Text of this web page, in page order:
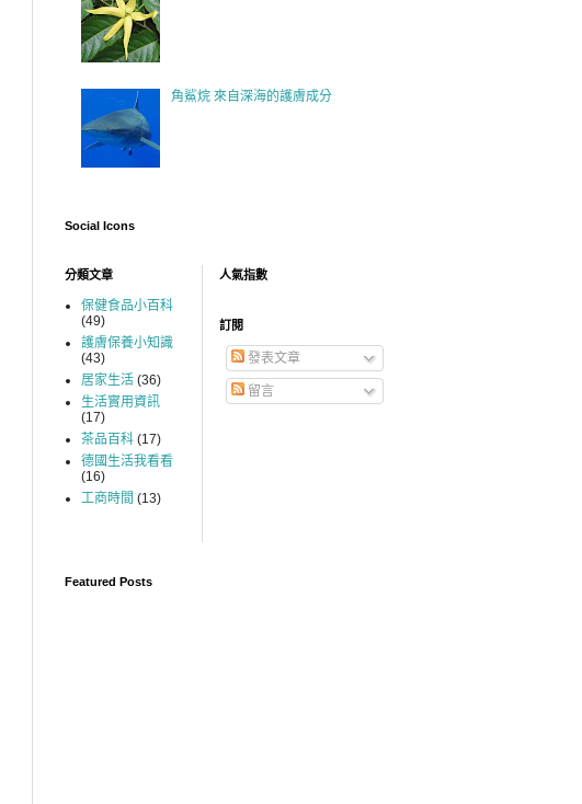
角鯊烷 來自深海的護膚成分
Social Icons
分類文章
保健食品小百科
(49)
護膚保養小知識
(43)
居家生活 (36)
生活實用資訊
(17)
茶品百科 (17)
德國生活我看看
(16)
工商時間 (13)
人氣指數
訂閱
發表文章
留言
Featured Posts